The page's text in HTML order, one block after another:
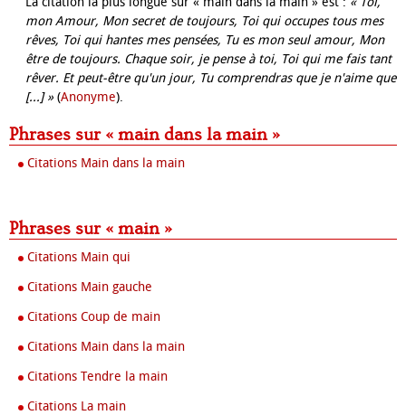
mon Amour, Mon secret de toujours, Toi qui occupes tous mes
rêves, Toi qui hantes mes pensées, Tu es mon seul amour, Mon
être de toujours. Chaque soir, je pense à toi, Toi qui me fais tant
rêver. Et peut-être qu'un jour, Tu comprendras que je n'aime que
[...] »(Anonyme).
Phrases sur « main dans la main »
Citations Main dans la main
Phrases sur « main »
Citations Main qui
Citations Main gauche
Citations Coup de main
Citations Main dans la main
Citations Tendre la main
Citations La main